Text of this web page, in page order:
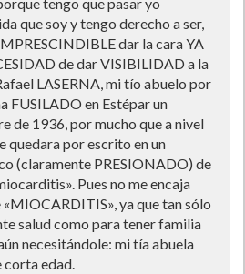
que soy y tengo derecho a ser,
dar la cara YA
de dar VISIBILIDAD a la
LASERNA, mi tí­o abuelo por
FUSILADO en Estépar un
de 1936, por mucho que a nivel
quedara por escrito en un
(claramente PRESIONADO) de
Pues no me encaja
«MIOCARDITIS», ya que tan sólo
salud como para tener familia
necesitándole: mi tí­a abuela
corta edad.